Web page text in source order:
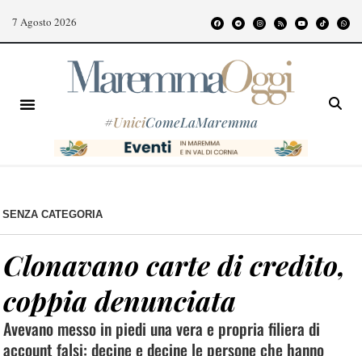
7 Agosto 2026
#UniciComeLaMaremma
SENZA CATEGORIA
Clonavano carte di credito,
coppia denunciata
Avevano messo in piedi una vera e propria filiera di
account falsi: decine e decine le persone che hanno